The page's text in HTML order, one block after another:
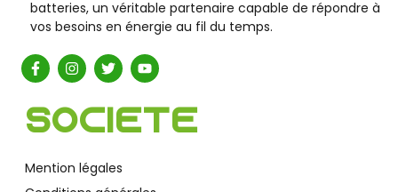
batteries, un véritable partenaire capable de répondre à
vos besoins en énergie au fil du temps.
Société
Mention légales